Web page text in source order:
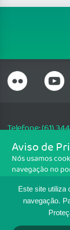
Este site utiliza
navegação.
Telefone: (61)
Email:
SGAS 616, Conjunto
CNPJ: 33.583.550/
MAPA DO
Aviso de
Nós usamos
navegação no
Para ter mais
Política de